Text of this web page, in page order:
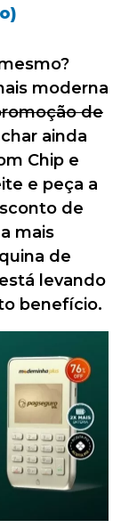
)
moderna
de
ainda
Chip e
e peça a
de
mais
de
levando
benefício.